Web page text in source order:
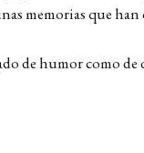
memorias que
de humor como de